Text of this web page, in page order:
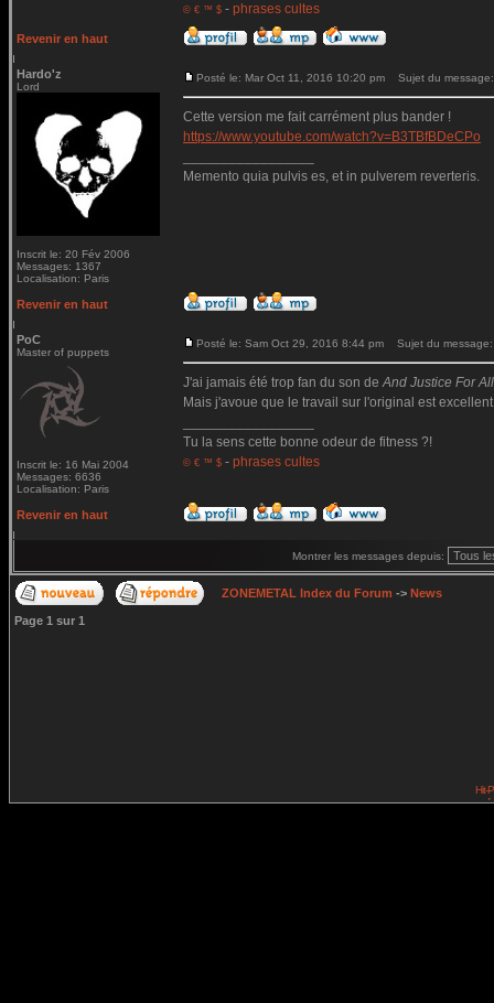
© € ™ $ - phrases cultes
Revenir en haut
Hardo'z
Lord
Inscrit le: 20 Fév 2006
Messages: 1367
Localisation: Paris
Posté le: Mar Oct 11, 2016 10:20 pm Sujet du message:
Cette version me fait carrément plus bander !
https://www.youtube.com/watch?v=B3TBfBDeCPo
Memento quia pulvis es, et in pulverem reverteris.
Revenir en haut
PoC
Master of puppets
Inscrit le: 16 Mai 2004
Messages: 6636
Localisation: Paris
Posté le: Sam Oct 29, 2016 8:44 pm Sujet du message:
J'ai jamais été trop fan du son deAnd Justice For
Mais j'avoue que le travail sur l'original est
Tu la sens cette bonne odeur de fitness ?!
© € ™ $ - phrases cultes
Revenir en haut
Montrer les messages depuis:
ZONEMETAL Index du Forum -> News
Page 1 sur 1